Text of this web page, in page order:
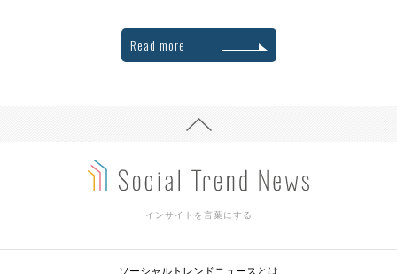
Read more
インサイトを言葉にする
ソーシャルトレンドニュースとは